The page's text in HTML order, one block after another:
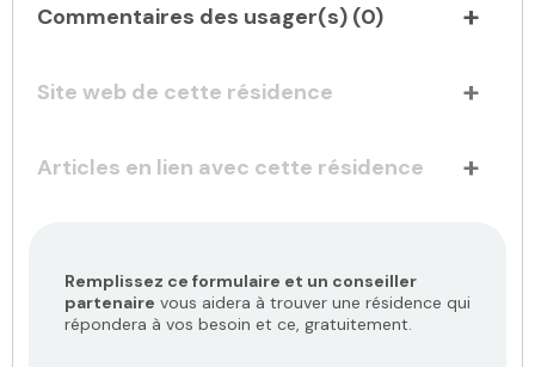
Commentaires des usager(s) (0)
Site web de cette résidence
Articles en lien avec cette résidence
Remplissez ce formulaire et un conseiller
partenaire vous aidera à trouver une résidence qui
répondera à vos besoin et ce, gratuitement.